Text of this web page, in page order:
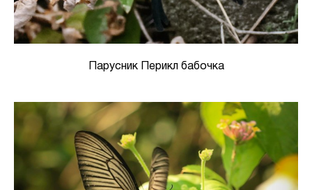
Парусник Перикл бабочка